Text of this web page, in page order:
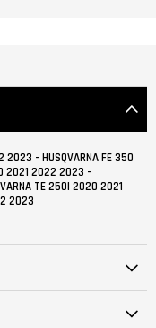
2023 - HUSQVARNA FE 350
2021 2022 2023 -
TE 250I 2020 2021
2023